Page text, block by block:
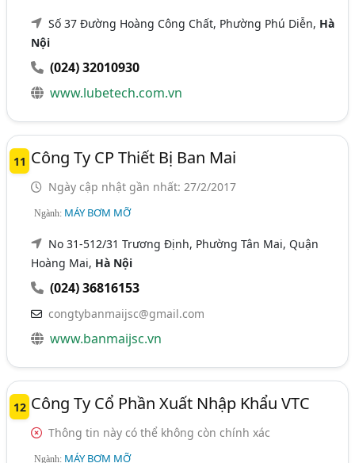
Số 37 Đường Hoàng Công Chất, Phường Phú Diễn, Hà
Nội
(024) 32010930
www.lubetech.com.vn
11 Công Ty CP Thiết Bị Ban Mai
Ngày cập nhật gần nhất: 27/2/2017
Ngành: MÁY BƠM MỠ
No 31-512/31 Trương Định, Phường Tân Mai, Quận
Hoàng Mai, Hà Nội
(024) 36816153
congtybanmaijsc@gmail.com
www.banmaijsc.vn
12 Công Ty Cổ Phần Xuất Nhập Khẩu VTC
Thông tin này có thể không còn chính xác
Ngành: MÁY BƠM MỠ